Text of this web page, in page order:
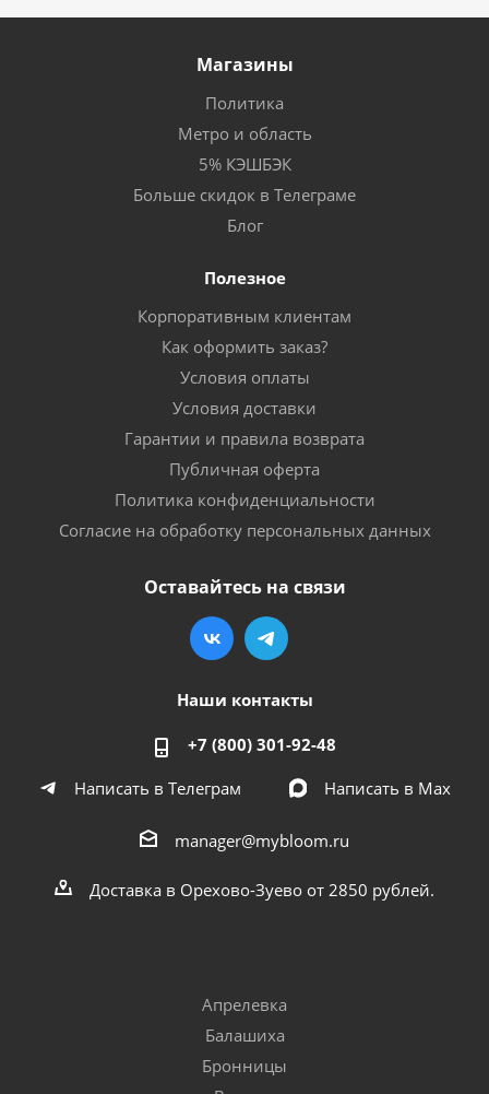
Магазины
Политика
Метро и область
5% КЭШБЭК
Больше скидок в Телеграме
Блог
Полезное
Корпоративным клиентам
Как оформить заказ?
Условия оплаты
Условия доставки
Гарантии и правила возврата
Публичная оферта
Политика конфиденциальности
Согласие на обработку персональных данных
Оставайтесь на связи
Наши контакты
+7 (800) 301-92-48
Написать в Телеграм
Написать в Мах
manager@mybloom.ru
Доставка в Орехово-Зуево от 2850 рублей.
Апрелевка
Балашиха
Бронницы